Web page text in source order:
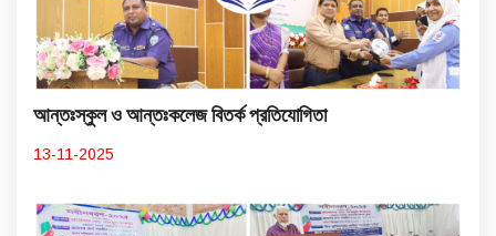
আন্তঃস্কুল ও আন্তঃকলেজ বিতর্ক প্রতিযোগিতা
13-11-2025